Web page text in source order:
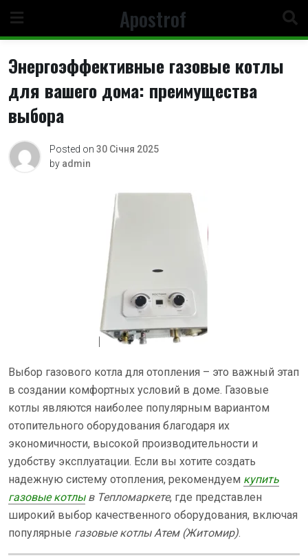
content
Apostrof
Энергоэффективные газовые котлы
для вашего дома: преимущества
выбора
Posted on 30 Січня 2025
by admin
Выбор газового котла для отопления – это важный этап
в создании комфортных условий в доме. Газовые
котлы являются наиболее популярным вариантом
отопительного оборудования благодаря их
экономичности, высокой производительности и
удобству эксплуатации. Если вы хотите создать
надежную систему отопления, рекомендуем купить
газовые котлыв Тепломаркете, где представлен
широкий выбор качественного оборудования, включая
популярные газовые котлы Атем (Житомир).